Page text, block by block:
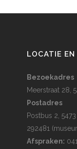
LOCATIE EN
Bezoekadres
Meerstraat 28,
Postadres
Postbus 2,
292481
Afspraken: